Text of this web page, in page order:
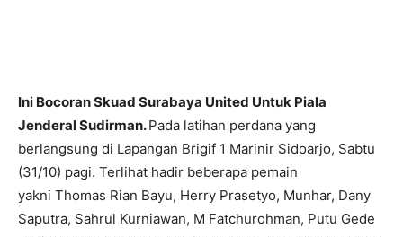
Ini Bocoran Skuad Surabaya United Untuk Piala
Jenderal Sudirman.Pada latihan perdana yang
berlangsung di Lapangan Brigif 1 Marinir Sidoarjo, Sabtu
(31/10) pagi. Terlihat hadir beberapa pemain
yakni Thomas Rian Bayu, Herry Prasetyo, Munhar, Dany
Saputra, Sahrul Kurniawan, M Fatchurohman, Putu Gede